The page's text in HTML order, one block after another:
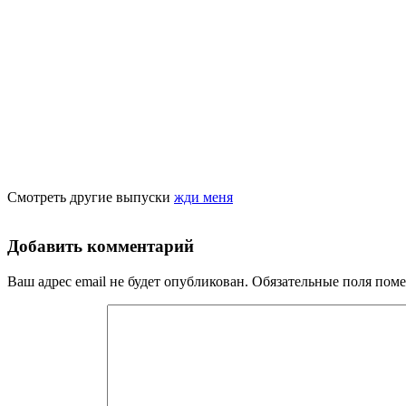
Смотреть другие выпуски жди меня
Добавить комментарий
Ваш адрес email не будет опубликован. Обязательные поля